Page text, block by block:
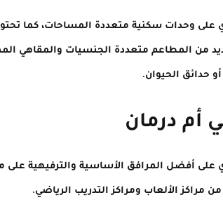
على وحدات سكنية متعددة المساحات، كما
من المطاعم متعددة الجنسيات والمقاهي
حدائق الحيوان.
أم درمان
على أفضل المرافق الأساسية والترفيهية
مراكز الألعاب ومراكز التدريب الرياضي.